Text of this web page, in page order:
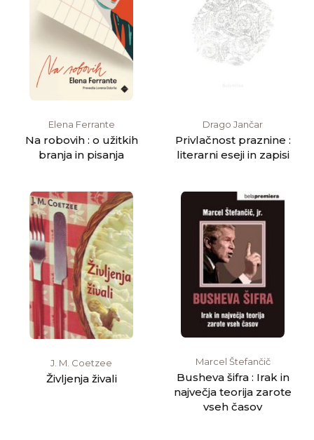
Elena Ferrante
Na robovih : o užitkih
branja in pisanja
Drago Jančar
Privlačnost praznine :
literarni eseji in zapisi
J. M. Coetzee
Življenja živali
Marcel Štefančič
Busheva šifra : Irak in
največja teorija zarote
vseh časov